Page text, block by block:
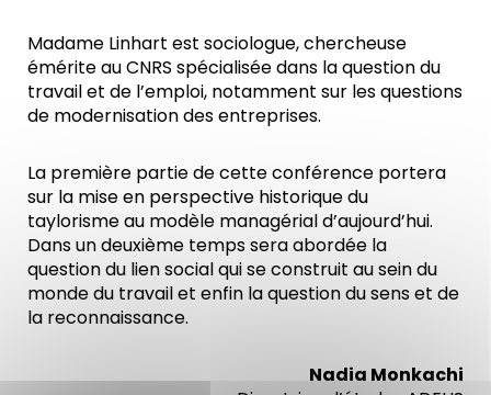
Madame Linhart est sociologue, chercheuse
émérite au CNRS spécialisée dans la question du
travail et de l’emploi, notamment sur les questions
de modernisation des entreprises.
La première partie de cette conférence portera
sur la mise en perspective historique du
taylorisme au modèle managérial d’aujourd’hui.
Dans un deuxième temps sera abordée la
question du lien social qui se construit au sein du
monde du travail et enfin la question du sens et de
la reconnaissance.
Nadia Monkachi